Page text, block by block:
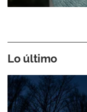
Lo último